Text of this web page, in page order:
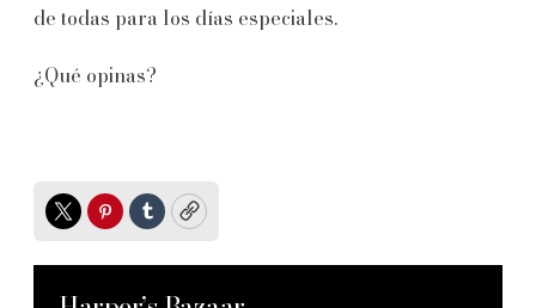
de todas para los días especiales.
¿Qué opinas?
TwitterPinterest
TumblrCopy